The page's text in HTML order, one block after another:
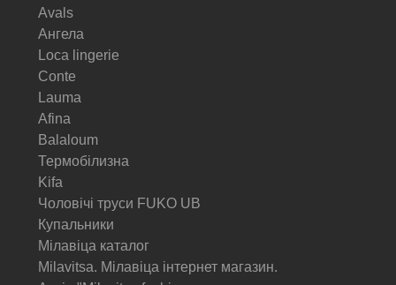
Avals
Ангела
Loca lingerie
Conte
Lauma
Afina
Balaloum
Термобілизна
Kifa
Чоловічі труси FUKO UB
Купальники
Мілавіца каталог
Milavitsa. Мілавіца інтернет магазин.